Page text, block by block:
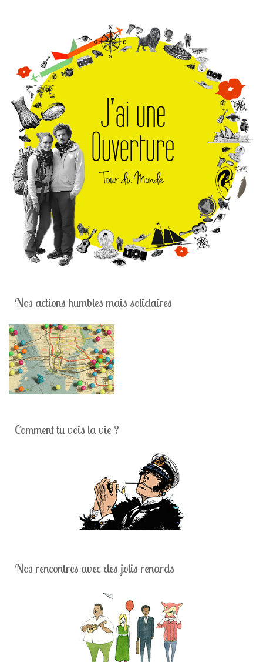
Nos actions humbles mais solidaires
Comment tu vois la vie ?
Nos rencontres avec des jolis renards